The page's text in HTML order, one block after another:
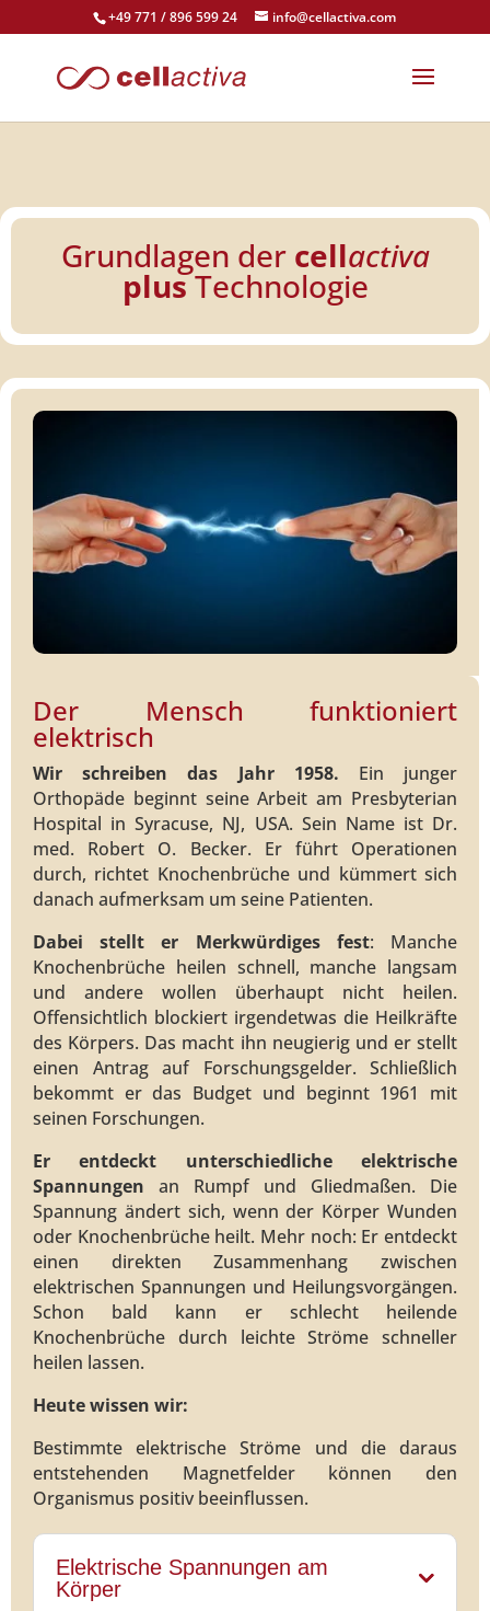
+49 771 / 896 599 24 info@cellactiva.com
Grundlagen der cellactiva
plusTechnologie
Der Mensch funktioniert
elektrisch
Wir schreiben das Jahr 1958. Ein junger
Orthopäde beginnt seine Arbeit am Presbyterian
Hospital in Syracuse, NJ, USA. Sein Name ist Dr.
med. Robert O. Becker. Er führt Operationen
durch, richtet Knochenbrüche und kümmert sich
danach aufmerksam um seine Patienten.
Dabei stellt er Merkwürdiges fest: Manche
Knochenbrüche heilen schnell, manche langsam
und andere wollen überhaupt nicht heilen.
Offensichtlich blockiert irgendetwas die Heilkräfte
des Körpers. Das macht ihn neugierig und er stellt
einen Antrag auf Forschungsgelder. Schließlich
bekommt er das Budget und beginnt 1961 mit
seinen Forschungen.
Er entdeckt unterschiedliche
elektrische
Spannungen an Rumpf und Gliedmaßen. Die
Spannung ändert sich, wenn der Körper Wunden
oder Knochenbrüche heilt. Mehr noch: Er entdeckt
einen direkten Zusammenhang zwischen
elektrischen Spannungen und Heilungsvorgängen.
Schon bald kann er schlecht heilende
Knochenbrüche durch leichte Ströme schneller
heilen lassen.
Heute wissen wir:
Bestimmte elektrische Ströme und die daraus
entstehenden Magnetfelder können den
Organismus positiv beeinflussen.
Elektrische Spannungen am
Körper